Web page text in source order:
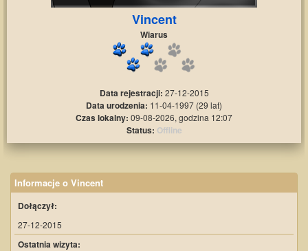
Vincent
Wiarus
Data rejestracji: 27-12-2015
Data urodzenia: 11-04-1997 (29 lat)
Czas lokalny: 09-08-2026, godzina 12:07
Status: Offline
Informacje o Vincent
Dołączył:
27-12-2015
Ostatnia wizyta: